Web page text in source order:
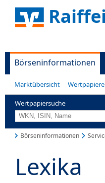
Börseninformationen
Marktübersicht
Wertpapiersuche
Börseninformationen
Lexika